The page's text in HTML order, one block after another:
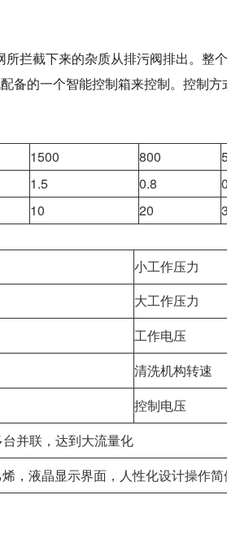
拦截下来的杂质从排污阀排出。整
备的一个智能控制箱来控制。控制方
1500 800
1.5 0.8
10 20
小工作压力
大工作压力
工作电压
清洗机构转速
控制电压
并联，达到大流量化
，液晶显示界面，人性化设计操作简